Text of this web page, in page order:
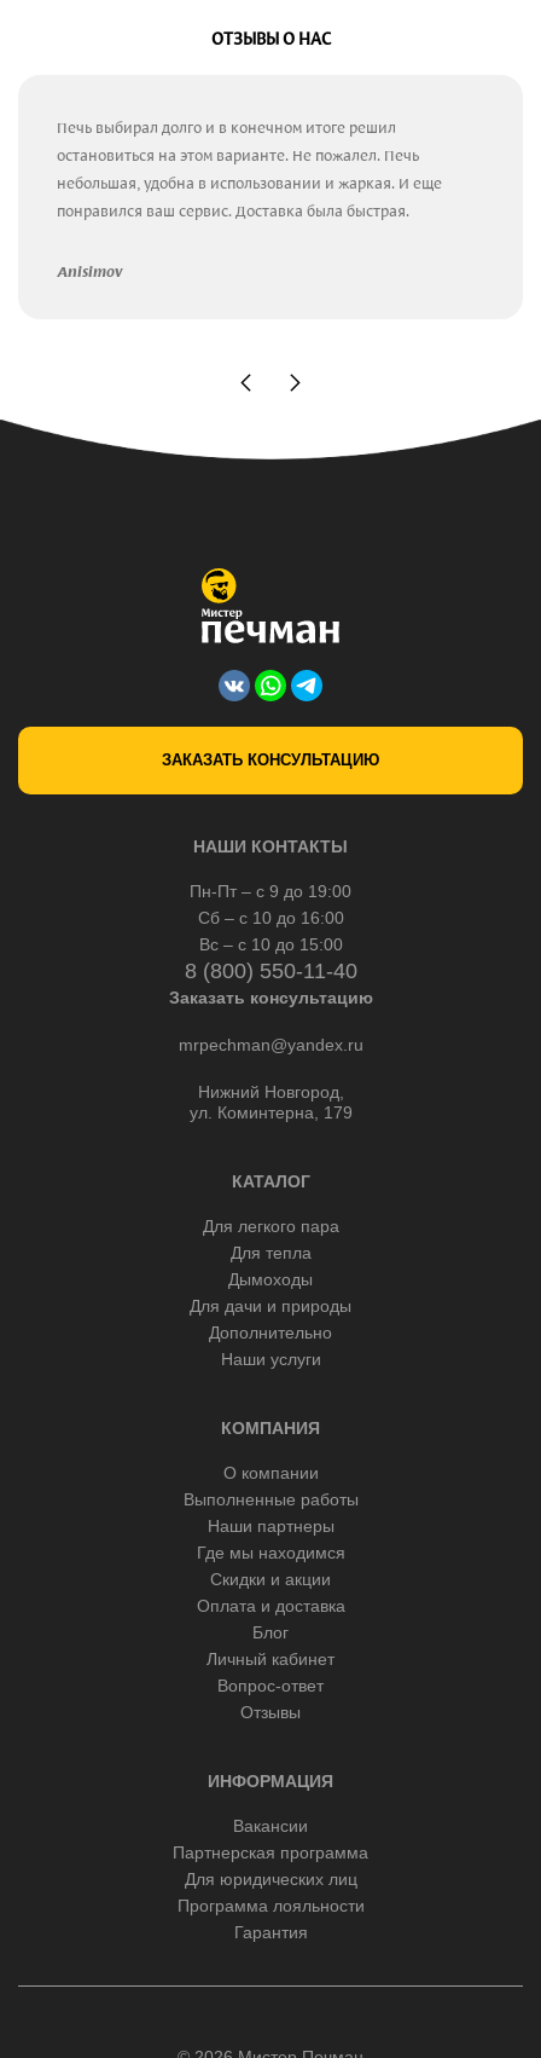
ОТЗЫВЫ О НАС
Печь выбирал долго и в конечном итоге решил
остановиться на этом варианте. Не пожалел. Печь
небольшая, удобна в использовании и жаркая. И еще
понравился ваш сервис. Доставка была быстрая.
Anisimov
ЗАКАЗАТЬ КОНСУЛЬТАЦИЮ
НАШИ КОНТАКТЫ
Пн-Пт – с 9 до 19:00
Сб – с 10 до 16:00
Вс – с 10 до 15:00
8 (800) 550-11-40
Заказать консультацию
mrpechman@yandex.ru
Нижний Новгород,
ул. Коминтерна, 179
КАТАЛОГ
Для легкого пара
Для тепла
Дымоходы
Для дачи и природы
Дополнительно
Наши услуги
КОМПАНИЯ
О компании
Выполненные работы
Наши партнеры
Где мы находимся
Скидки и акции
Оплата и доставка
Блог
Личный кабинет
Вопрос-ответ
Отзывы
ИНФОРМАЦИЯ
Вакансии
Партнерская программа
Для юридических лиц
Программа лояльности
Гарантия